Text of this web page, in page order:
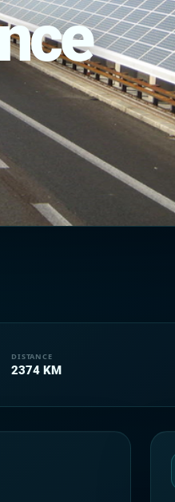
DISTANCE
2374 KM